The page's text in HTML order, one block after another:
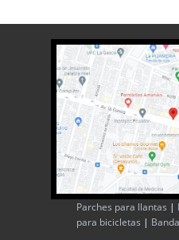
Parches para llantas |
para bicicletas |